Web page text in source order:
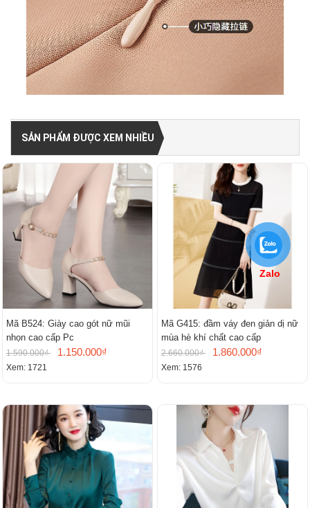
SẢN PHẨM ĐƯỢC XEM NHIỀU
Mã B524: Giày cao gót nữ mũi
nhọn cao cấp Pc
1.590.000₫ 1.150.000₫
Xem: 1721
Mã G415: đầm váy đen giản dị nữ
mùa hè khí chất cao cấp
2.660.000₫ 1.860.000₫
Xem: 1576
Zalo